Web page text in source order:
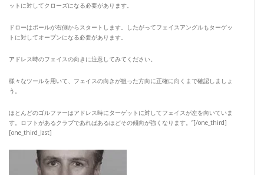
ットに対してクローズになる必要があります。
ドローはボールが右側からスタートします。したがってフェイスアングルもターゲッ
トに対してオープンになる必要があります。
アドレス時のフェイスの向きに注意してみてください。
様々なツールを用いて、フェイスの向きが狙った方向に正確に向くまで確認しましょ
う。
ほとんどのゴルファーはアドレス時にターゲットに対してフェイスが左を向いていま
す。ロフトがあるクラブであればあるほどその傾向が強くなります。”[/one_third]
[one_third_last]